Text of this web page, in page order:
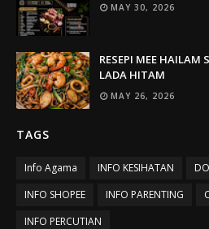
MAY 30, 2026
RESEPI MEE HAILAM
LADA HITAM
MAY 26, 2026
TAGS
Info Agama INFO KESIHATAN
INFO SHOPEE
INFO PARENTING
INFO PERCUTIAN